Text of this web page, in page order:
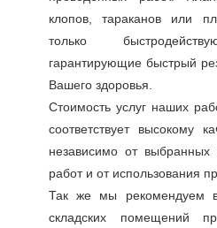
клопов, тараканов или
только
гарантирующие быстрый
Вашего здоровья.
Стоимость услуг наших
соответствует высокому
независимо от выбранных
работ и от использования
Так же мы рекомендуем
складских помещений